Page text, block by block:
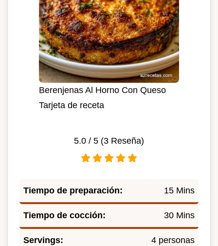
Berenjenas Al Horno Con Queso
Tarjeta de receta
5.0 / 5 (3 Reseña)
Tiempo de preparación: 15 Mins
Tiempo de cocción: 30 Mins
Servings: 4 personas